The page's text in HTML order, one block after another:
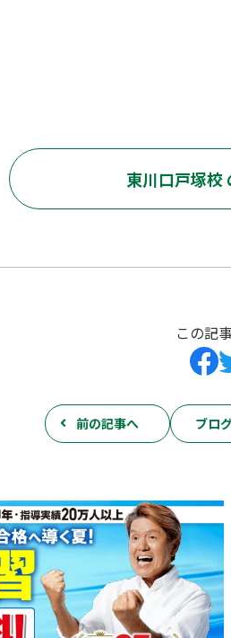
東川口戸塚校
この記
前の記事へ ブロ